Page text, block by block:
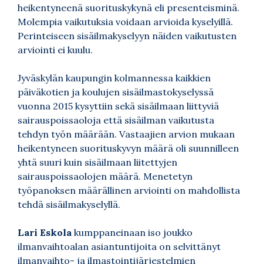
heikentyneenä suorituskykynä eli presenteisminä.
Molempia vaikutuksia voidaan arvioida kyselyillä.
Perinteiseen sisäilmakyselyyn näiden vaikutusten
arviointi ei kuulu.
Jyväskylän kaupungin kolmannessa kaikkien
päiväkotien ja koulujen sisäilmastokyselyssä
vuonna 2015 kysyttiin sekä sisäilmaan liittyviä
sairauspoissaoloja että sisäilman vaikutusta
tehdyn työn määrään. Vastaajien arvion mukaan
heikentyneen suorituskyvyn määrä oli suunnilleen
yhtä suuri kuin sisäilmaan liitettyjen
sairauspoissaolojen määrä. Menetetyn
työpanoksen määrällinen arviointi on mahdollista
tehdä sisäilmakyselyllä.
Lari Eskola kumppaneinaan iso joukko
ilmanvaihtoalan asiantuntijoita on selvittänyt
ilmanvaihto- ja ilmastointijärjestelmien